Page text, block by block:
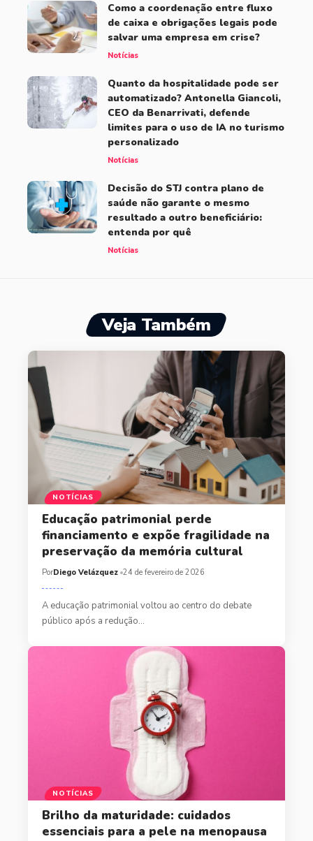
Como a coordenação entre fluxo
de caixa e obrigações legais pode
salvar uma empresa em crise?
Notícias
Quanto da hospitalidade pode ser
automatizado? Antonella Giancoli,
CEO da Benarrivati, defende
limites para o uso de IA no turismo
personalizado
Notícias
Decisão do STJ contra plano de
saúde não garante o mesmo
resultado a outro beneficiário:
entenda por quê
Notícias
Veja Também
NOTÍCIAS
Educação patrimonial perde
financiamento e expõe fragilidade na
preservação da memória cultural
PorDiego Velázquez 24 de fevereiro de 2026
A educação patrimonial voltou ao centro do debate
público após a redução…
NOTÍCIAS
Brilho da maturidade: cuidados
essenciais para a pele na menopausa